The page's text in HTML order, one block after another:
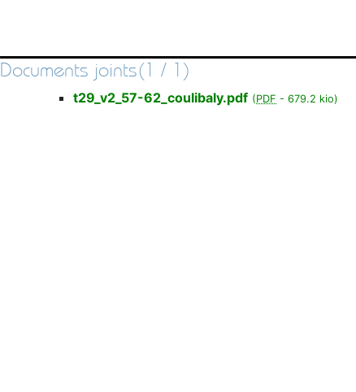
Documents joints(1 / 1)
t29_v2_57-62_coulibaly.pdf (PDF - 679.2 kio)